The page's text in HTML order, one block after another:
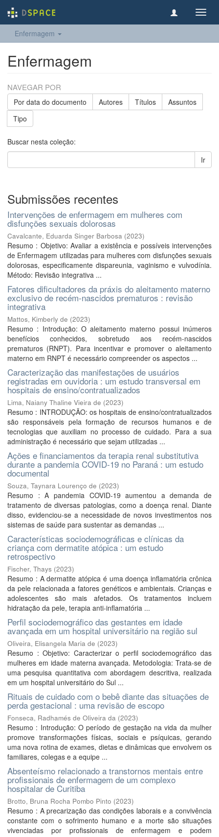
Enfermagem
Enfermagem
NAVEGAR POR
Por data do documento Autores Títulos
Assuntos
Tipo
Buscar nesta coleção:
Ir
Submissões recentes
Intervenções de enfermagem em mulheres com
disfunções sexuais dolorosas
Cavalcante, Eduarda Singer Barbosa (2023)
Resumo : Objetivo: Avaliar a existência e possíveis intervenções
de Enfermagem utilizadas para mulheres com disfunções sexuais
dolorosas, especificamente dispareunia, vaginismo e vulvodínia.
Método: Revisão integrativa ...
Fatores dificultadores da práxis do aleitamento materno
exclusivo de recém-nascidos prematuros : revisão
integrativa
Mattos, Kimberly de (2023)
Resumo : Introdução: O aleitamento materno possui inúmeros
benefícios conhecidos, sobretudo aos recém-nascidos
prematuros (RNPT). Para incentivar e promover o aleitamento
materno em RNPT é necessário compreender os aspectos ...
Caracterização das manifestações de usuários
registradas em ouvidoria : um estudo transversal em
hospitais de ensino/contratualizados
Lima, Naiany Thaline Vieira de (2023)
Resumo : INTRODUÇÃO: os hospitais de ensino/contratualizados
são responsáveis pela formação de recursos humanos e de
tecnologias que auxiliam no processo de cuidado. Para a sua
administração é necessário que sejam utilizadas ...
Ações e financiamentos da terapia renal substitutiva
durante a pandemia COVID-19 no Paraná : um estudo
documental
Souza, Taynara Lourenço de (2023)
Resumo : A pandemia COVID-19 aumentou a demanda de
tratamento de diversas patologias, como a doença renal. Diante
disso, evidenciou-se a necessidade de novos investimentos nos
sistemas de saúde para sustentar as demandas ...
Características sociodemográficas e clínicas da
criança com dermatite atópica : um estudo
retrospectivo
Fischer, Thays (2023)
Resumo : A dermatite atópica é uma doença inflamatória crônica
da pele relacionada a fatores genéticos e ambientais. Crianças e
adolescentes são mais afetados. Os tratamentos incluem
hidratação da pele, terapia anti-inflamatória ...
Perfil sociodemográfico das gestantes em idade
avançada em um hospital universitário na região sul
Oliveira, Elisangela Maria de (2023)
Resumo : Objetivo: Caracterizar o perfil sociodemográfico das
mulheres em idade materna avançada. Metodologia: Trata-se de
uma pesquisa quantitativa com abordagem descritiva, realizada
em um hospital universitário do Sul ...
Rituais de cuidado com o bebê diante das situações de
perda gestacional : uma revisão de escopo
Fonseca, Radhamés de Oliveira da (2023)
Resumo : Introdução: O período de gestação na vida da mulher
promove transformações físicas, sociais e psíquicas, gerando
uma nova rotina de exames, dietas e dinâmicas que envolvem os
familiares, colegas e a equipe ...
Absenteísmo relacionado a transtornos mentais entre
profissionais de enfermagem de um complexo
hospitalar de Curitiba
Brotto, Bruna Rocha Pombo Pinto (2023)
Resumo : A precarização das condições laborais e a convivência
constante com o sofrimento humano e a morte são situações
vivenciadas por profissionais de enfermagem e podem